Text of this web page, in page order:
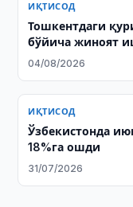
ИҚТИСОД
Тошкентдаги
бўйича жиноят
04/08/2026
ИҚТИСОД
Ўзбекистонда
18%га ошди
31/07/2026